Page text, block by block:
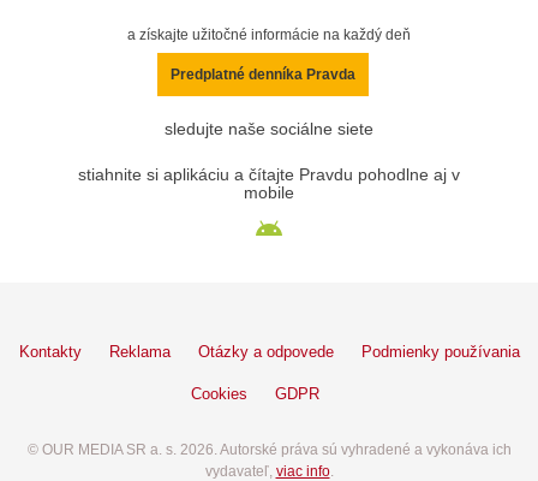
a získajte užitočné informácie na každý deň
Predplatné denníka Pravda
sledujte naše sociálne siete
stiahnite si aplikáciu a čítajte Pravdu pohodlne aj v
mobile
Kontakty Reklama Otázky a odpovede Podmienky používania
Cookies GDPR
© OUR MEDIA SR a. s. 2026. Autorské práva sú vyhradené a vykonáva ich
vydavateľ, viac info.